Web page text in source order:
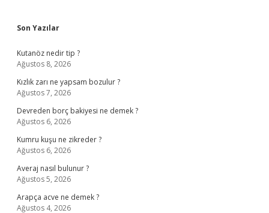
Sidebar
Son Yazılar
Kutanöz nedir tip ?
Ağustos 8, 2026
Kızlık zarı ne yapsam bozulur ?
Ağustos 7, 2026
Devreden borç bakiyesi ne demek ?
Ağustos 6, 2026
Kumru kuşu ne zikreder ?
Ağustos 6, 2026
Averaj nasıl bulunur ?
Ağustos 5, 2026
Arapça acve ne demek ?
Ağustos 4, 2026